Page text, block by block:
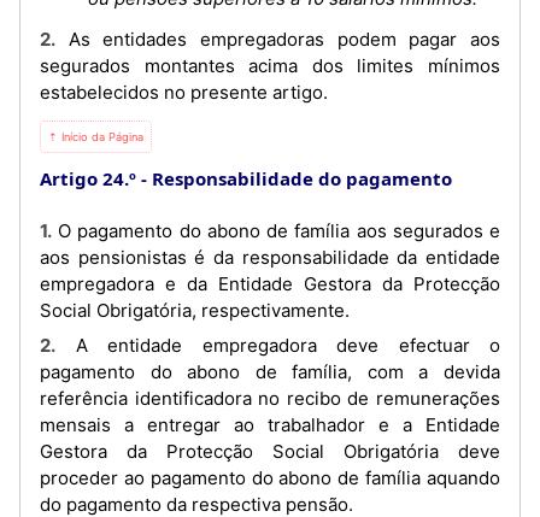
2. As entidades empregadoras podem pagar aos
segurados montantes acima dos limites mínimos
estabelecidos no presente artigo.
⇡ Início da Página
Artigo 24.º Responsabilidade do pagamento
1. O pagamento do abono de família aos segurados e
aos pensionistas é da responsabilidade da entidade
empregadora e da Entidade Gestora da Protecção
Social Obrigatória, respectivamente.
2. A entidade empregadora deve efectuar o
pagamento do abono de família, com a devida
referência identificadora no recibo de remunerações
mensais a entregar ao trabalhador e a Entidade
Gestora da Protecção Social Obrigatória deve
proceder ao pagamento do abono de família aquando
do pagamento da respectiva pensão.